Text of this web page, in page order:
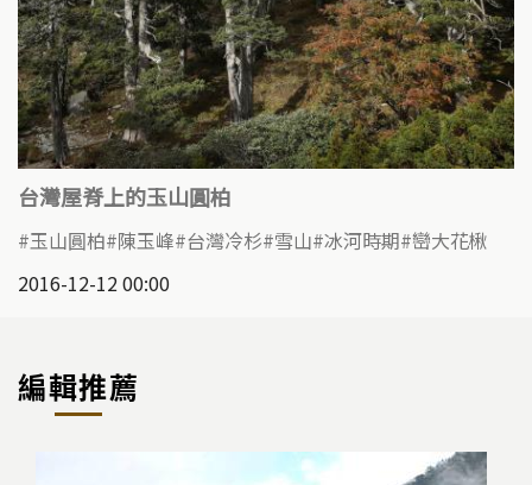
台灣屋脊上的玉山圓柏
玉山圓柏 陳玉峰 台灣冷杉 雪山 冰河時期 巒大花楸
2016-12-12 00:00
編輯推薦